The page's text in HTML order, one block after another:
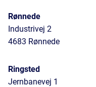
Rønnede
Industrivej 2
4683 Rønnede
Ringsted
Jernbanevej 1